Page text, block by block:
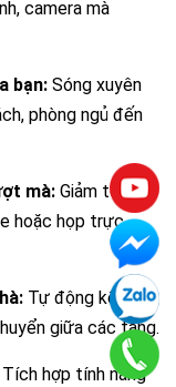
camera mà
bạn: Sóng xuyên
phòng ngủ đến
mà: Giảm tối đa
hoặc họp trực
Tự động kết nối
giữa các tầng.
Tích hợp tính năng